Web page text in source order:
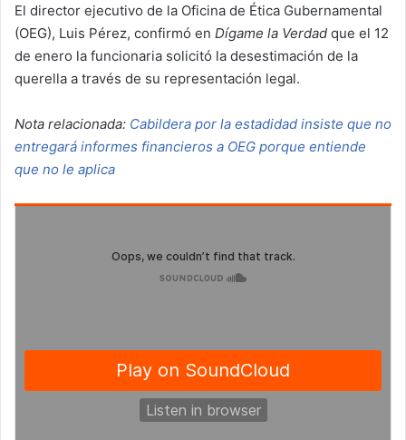
El director ejecutivo de la Oficina de Ética Gubernamental
(OEG), Luis Pérez, confirmó en Dígame la Verdad que el 12
de enero la funcionaria solicitó la desestimación de la
querella a través de su representación legal.
Nota relacionada: Cabildera por la estadidad insiste que no
entregará informes financieros a OEG porque entiende
que no le aplica